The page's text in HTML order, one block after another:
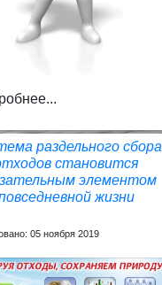
раздельного сбора
становится
элементом
жизни
05 ноября 2019